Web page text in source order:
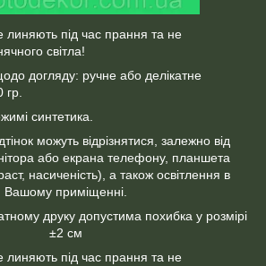
линяють під час прання та не
світла!
догляду: ручне або делікатне
гр.
синтетика.
можуть відрізнятися, залежно від
або екрана телефону, планшета
насиченість), а також освітлення в
Вашому приміщенні.
друку допустима похибка у розмірі
±2 см
линяють під час прання та не